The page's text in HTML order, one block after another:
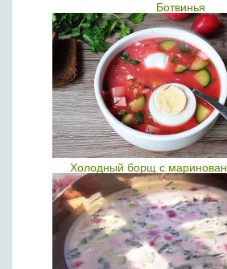
Ботвинья
Холодный борщ с